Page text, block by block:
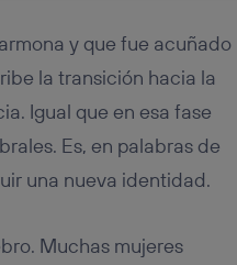
y que fue acuñado
la transición hacia la
Igual que en esa fase
Es, en palabras de
una nueva identidad.
Muchas mujeres